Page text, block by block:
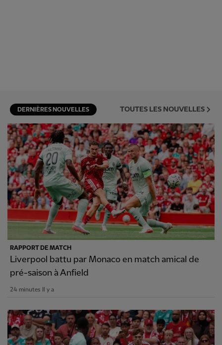
DERNIÈRES NOUVELLES TOUTES LES NOUVELLES
RAPPORT DE MATCH
Liverpool battu par Monaco en match amical de
pré-saison à Anfield
24 minutes Il y a